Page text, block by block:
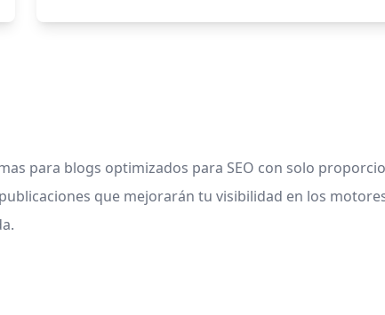
para blogs optimizados para SEO con solo
que mejorarán tu visibilidad en los